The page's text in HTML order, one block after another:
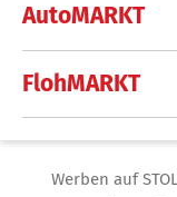
AutoMARKT
FlohMARKT
Werben auf STOL